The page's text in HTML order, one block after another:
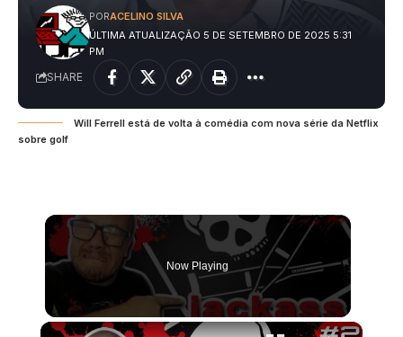
ÚLTIMA ATUALIZAÇÃO 5 DE SETEMBRO DE 2025 5:31
PM
PORACELINO SILVA
SHARE
Will Ferrell está de volta à comédia com nova série da Netflix
sobre golf
Now Playing
×